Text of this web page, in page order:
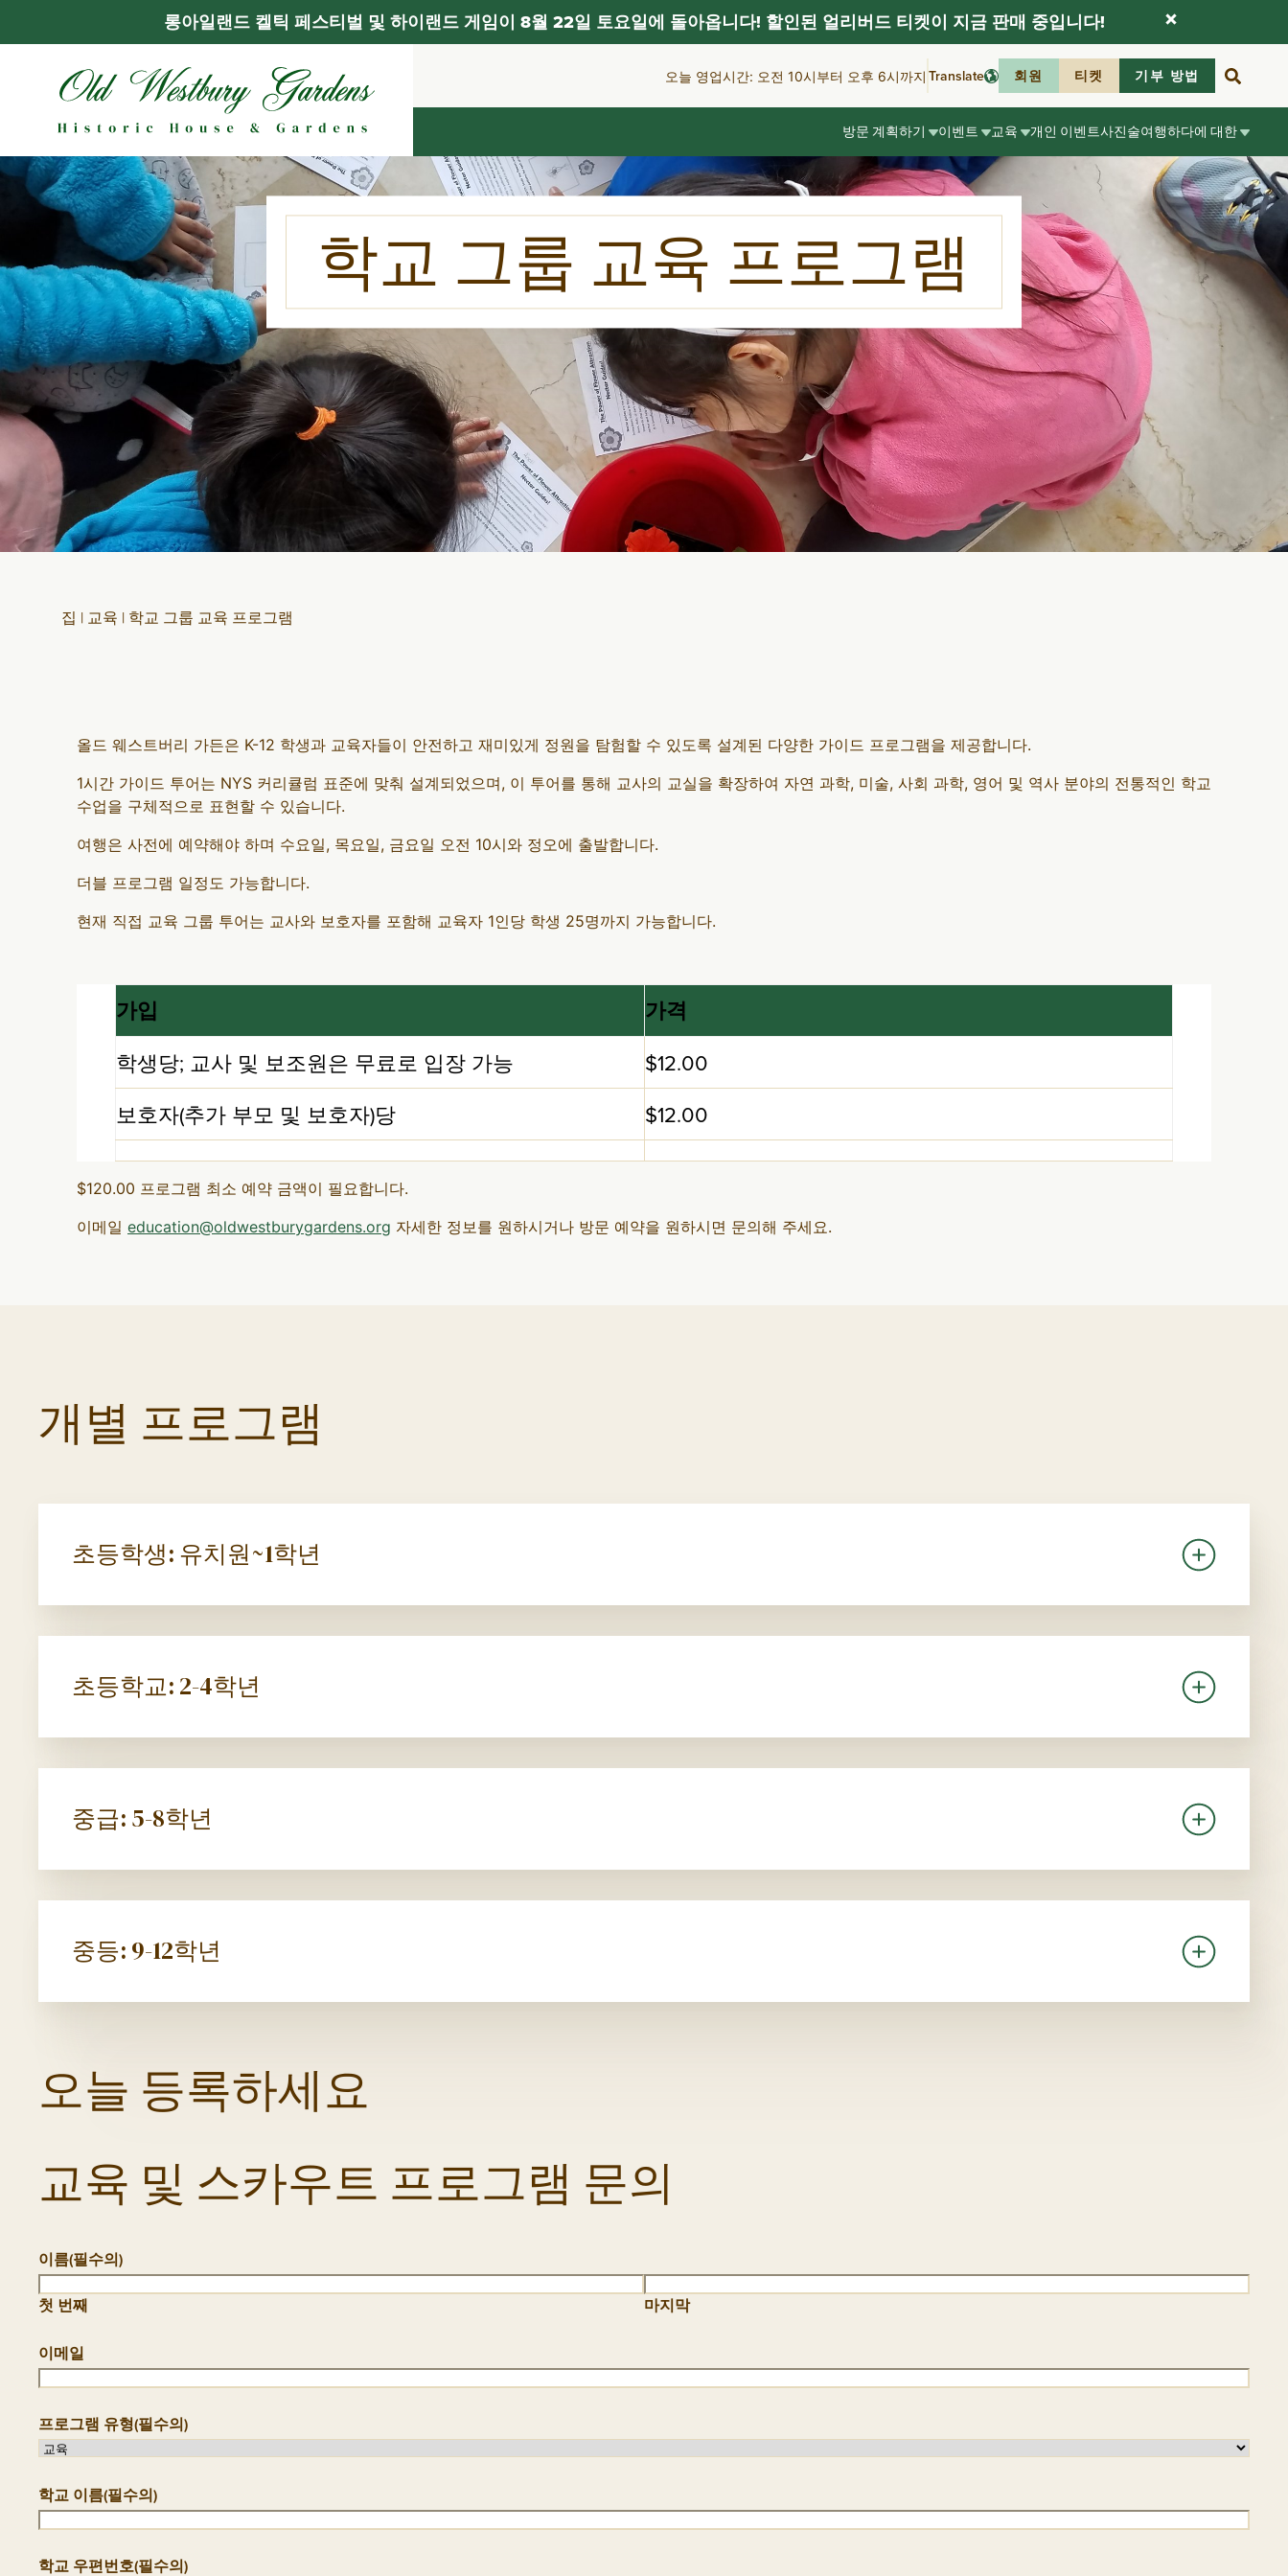
너
오늘 영업시간: 오전 10시부터 오후 6시까지 Translate 회원 티켓 기부 방법
방문 계획하기 이벤트 교육 개인 이벤트사진술여행하다에 대한
학교 그룹 교육 프로그램
집 | 교육 | 학교 그룹 교육 프로그램
올드 웨스트버리 가든은 K-12 학생과 교육자들이 안전하고 재미있게 정원을 탐험할 수 있도록 설계된 다양한 가이드 프로그램을 제공합니다.
1시간 가이드 투어는 NYS 커리큘럼 표준에 맞춰 설계되었으며, 이 투어를 통해 교사의 교실을 확장하여 자연 과학, 미술, 사회 과학, 영어 및 역사 분야의 전통적인 학교
수업을 구체적으로 표현할 수 있습니다.
여행은 사전에 예약해야 하며 수요일, 목요일, 금요일 오전 10시와 정오에 출발합니다.
더블 프로그램 일정도 가능합니다.
현재 직접 교육 그룹 투어는 교사와 보호자를 포함해 교육자 1인당 학생 25명까지 가능합니다.
가입 가격
학생당; 교사 및 보조원은 무료로 입장 가능
$12.00
보호자(추가 부모 및 보호자)당
$12.00
$120.00 프로그램 최소 예약 금액이 필요합니다.
이메일 education@oldwestburygardens.org 자세한 정보를 원하시거나 방문 예약을 원하시면 문의해 주세요.
개별 프로그램
초등학생: 유치원~1학년
초등학교: 2-4학년
중급: 5-8학년
중등: 9-12학년
오늘 등록하세요
교육 및 스카우트 프로그램 문의
이름(필수의)
첫 번째 마지막
이메일
프로그램 유형(필수의)
학교 이름(필수의)
학교 우편번호(필수의)
롱아일랜드 켈틱 페스티벌 및 하이랜드 게임이 8월 22일 토요일에 돌아옵니다! 할인된 얼리버드 티켓이 지금 판매 중입니다!